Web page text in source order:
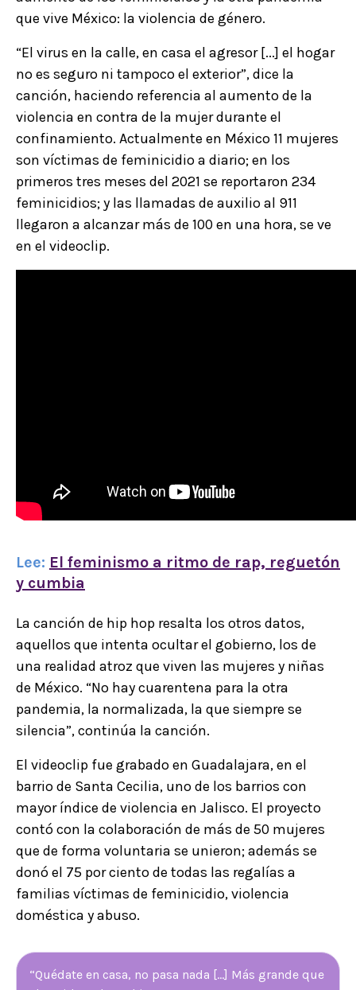
que vive México: la violencia de género.
“El virus en la calle, en casa el agresor [...] el hogar
no es seguro ni tampoco el exterior”, dice la
canción, haciendo referencia al aumento de la
violencia en contra de la mujer durante el
confinamiento. Actualmente en México 11 mujeres
son víctimas de feminicidio a diario; en los
primeros tres meses del 2021 se reportaron 234
feminicidios; y las llamadas de auxilio al 911
llegaron a alcanzar más de 100 en una hora, se ve
en el videoclip.
Lee: El feminismo a ritmo de rap, reguetón
y cumbia
La canción de hip hop resalta los otros datos,
aquellos que intenta ocultar el gobierno, los de
una realidad atroz que viven las mujeres y niñas
de México. “No hay cuarentena para la otra
pandemia, la normalizada, la que siempre se
silencia”, continúa la canción.
El videoclip fue grabado en Guadalajara, en el
barrio de Santa Cecilia, uno de los barrios con
mayor índice de violencia en Jalisco. El proyecto
contó con la colaboración de más de 50 mujeres
que de forma voluntaria se unieron; además se
donó el 75 por ciento de todas las regalías a
familias víctimas de feminicidio, violencia
doméstica y abuso.
“Quédate en casa, no pasa nada [...] Más grande que